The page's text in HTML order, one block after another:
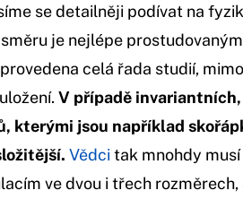
se detailněji podívat na
je nejlépe prostudovaným
celá řada studií,
V případě invariantních,
kterými jsou například
Vědci tak mnohdy musí
ve dvou i třech rozměrech,